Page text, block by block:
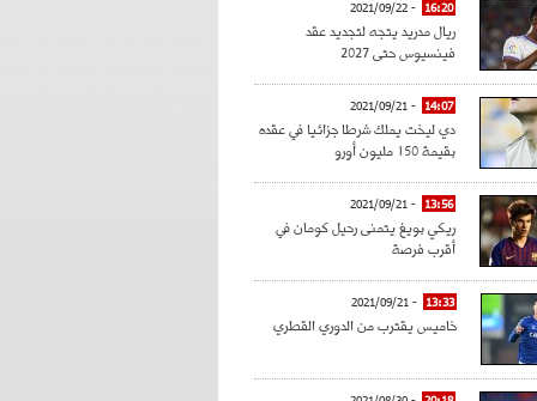
16:20
- 2021/09/22
ريال مدريد يتجه لتجديد عقد
فينسيوس حتى 2027
14:07
- 2021/09/21
دي ليخت يملك شرطا جزائيا في عقده
بقيمة 150 مليون أورو
13:56
- 2021/09/21
ريكي بويغ يتمنى رحيل كومان في
أقرب فرصة
13:33
- 2021/09/21
خاميس يقترب من الدوري القطري